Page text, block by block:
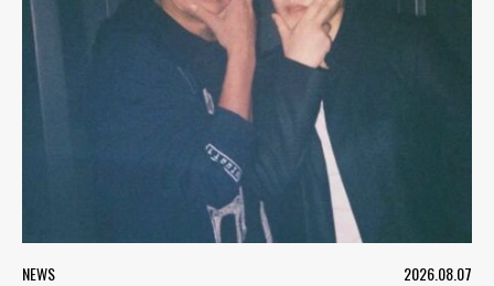
NEWS 2026.08.07